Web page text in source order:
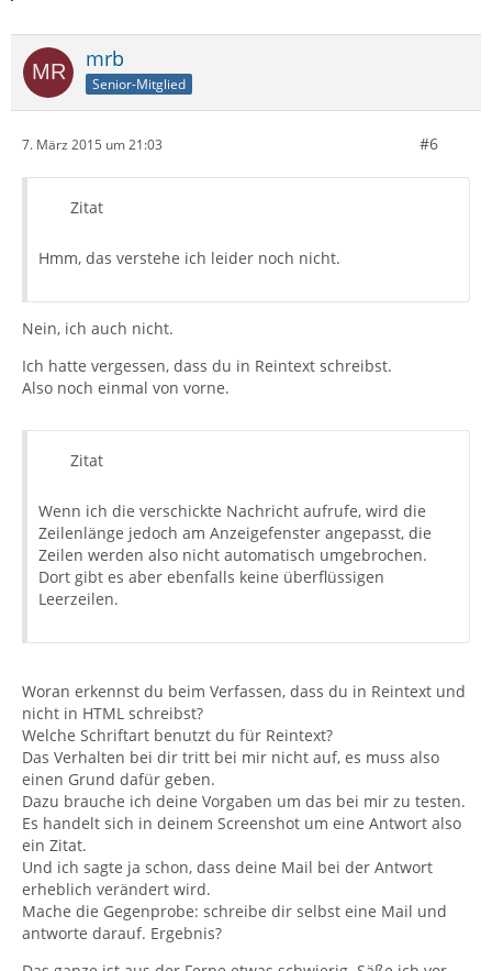
mrb
Senior-Mitglied
7. März 2015 um 21:03 #6
Zitat
Hmm, das verstehe ich leider noch nicht.
Nein, ich auch nicht.
Ich hatte vergessen, dass du in Reintext schreibst.
Also noch einmal von vorne.
Zitat
Wenn ich die verschickte Nachricht aufrufe, wird die
Zeilenlänge jedoch am Anzeigefenster angepasst, die
Zeilen werden also nicht automatisch umgebrochen.
Dort gibt es aber ebenfalls keine überflüssigen
Leerzeilen.
Woran erkennst du beim Verfassen, dass du in Reintext und
nicht in HTML schreibst?
Welche Schriftart benutzt du für Reintext?
Das Verhalten bei dir tritt bei mir nicht auf, es muss also
einen Grund dafür geben.
Dazu brauche ich deine Vorgaben um das bei mir zu testen.
Es handelt sich in deinem Screenshot um eine Antwort also
ein Zitat.
Und ich sagte ja schon, dass deine Mail bei der Antwort
erheblich verändert wird.
Mache die Gegenprobe: schreibe dir selbst eine Mail und
antworte darauf. Ergebnis?